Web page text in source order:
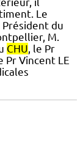
Le
du
M.
CHU, le Pr
Pr Vincent LE